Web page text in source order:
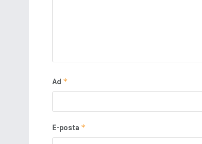
Ad *
E-posta *